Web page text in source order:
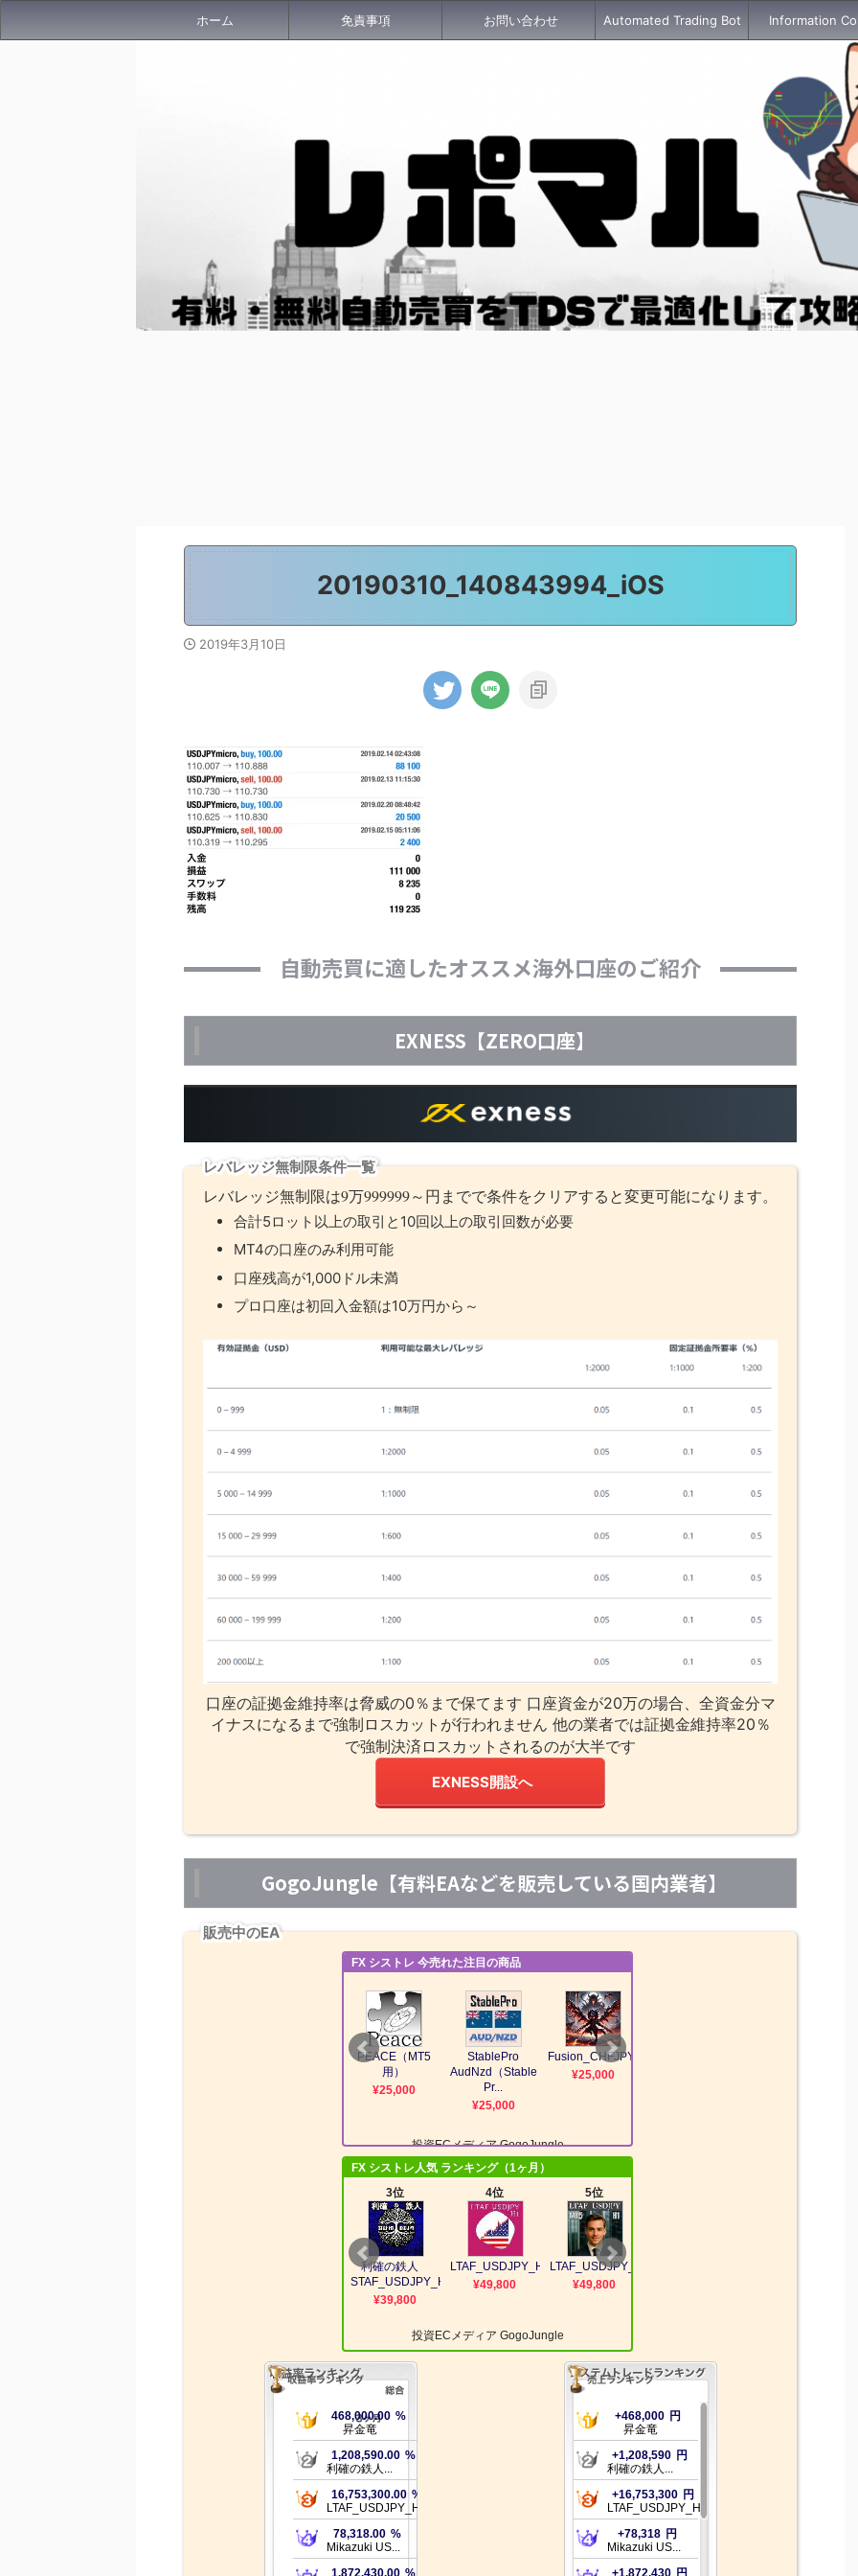
ホーム 免責事項 お問い合わせ Automated Trading Bot Information
20190310_140843994_iOS
2019年3月10日
自動売買に適したオススメ海外口座のご紹介
EXNESS【ZERO口座】
レバレッジ無制限条件一覧
レバレッジ無制限は9万999999～円までで条件をクリアすると変更可能になります。
合計5ロット以上の取引と10回以上の取引回数が必要
MT4の口座のみ利用可能
口座残高が1,000ドル未満
プロ口座は初回入金額は10万円から～
口座の証拠金維持率は脅威の0％まで保てます 口座資金が20万の場合、全資金分マ
イナスになるまで強制ロスカットが行われません 他の業者では証拠金維持率20％
で強制決済ロスカットされるのが大半です
EXNESS開設へ
GogoJungle【有料EAなどを販売している国内業者】
販売中のEA